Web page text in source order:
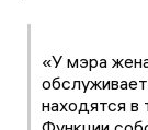
«У мэра
находятся в